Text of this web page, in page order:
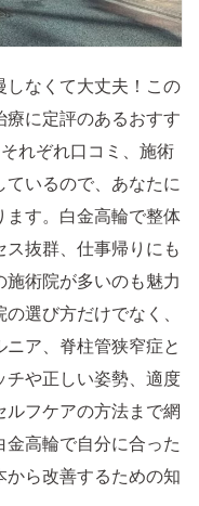
しなくて大丈夫！この
に定評のあるおすす
れぞれ口コミ、施術
いるので、あなたに
ます。白金高輪で整体
抜群、仕事帰りにも
術院が多いのも魅力
選び方だけでなく、
ア、脊柱管狭窄症と
チや正しい姿勢、適度
フケアの方法まで網
高輪で自分に合った
ら改善するための知